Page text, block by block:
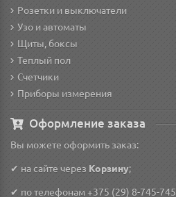
Розетки и выключатели
Узо и автоматы
Щиты, боксы
Теплый пол
Счетчики
Приборы измерения
Оформление заказа
Вы можете оформить заказ:
✔ на сайте через Корзину;
✔ по телефонам +375 (29) 8-745-745